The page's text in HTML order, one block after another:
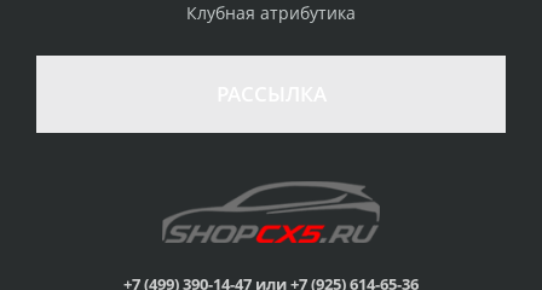
стоимости
товаром
Гарантия качества
Вы можете выбрать
наиболее удобный
для Вас
Профессиональная
консультация
мы знаем о Mazda CX-
Клубная атрибутика
+7 (499) 390-14-47 или +7 (925) 614-65-36